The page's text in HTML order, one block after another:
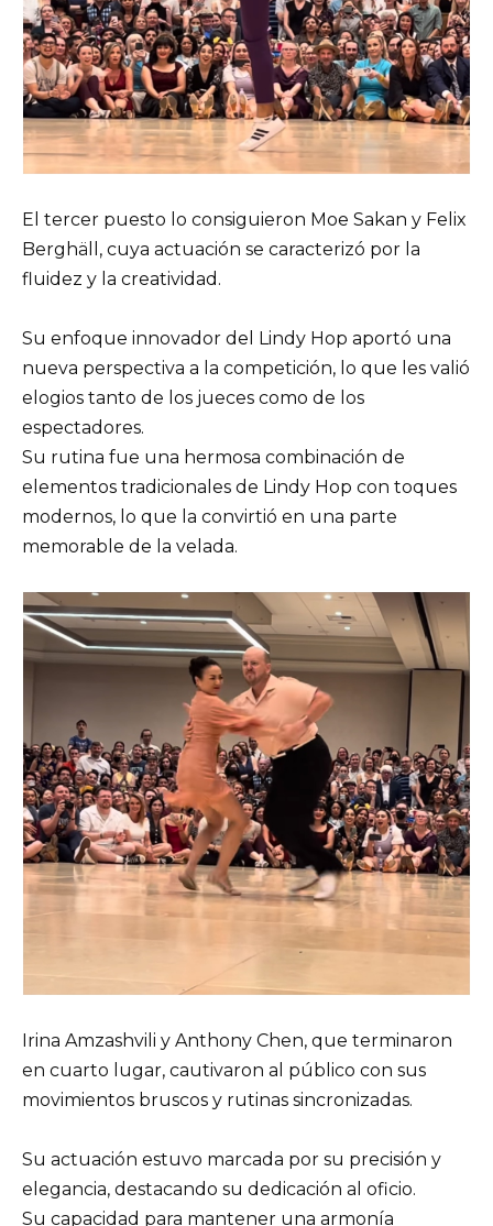
El tercer puesto lo consiguieron Moe Sakan y Felix
Berghäll, cuya actuación se caracterizó por la
fluidez y la creatividad.
Su enfoque innovador del Lindy Hop aportó una
nueva perspectiva a la competición, lo que les valió
elogios tanto de los jueces como de los
espectadores.
Su rutina fue una hermosa combinación de
elementos tradicionales de Lindy Hop con toques
modernos, lo que la convirtió en una parte
memorable de la velada.
Irina Amzashvili y Anthony Chen, que terminaron
en cuarto lugar, cautivaron al público con sus
movimientos bruscos y rutinas sincronizadas.
Su actuación estuvo marcada por su precisión y
elegancia, destacando su dedicación al oficio.
Su capacidad para mantener una armonía